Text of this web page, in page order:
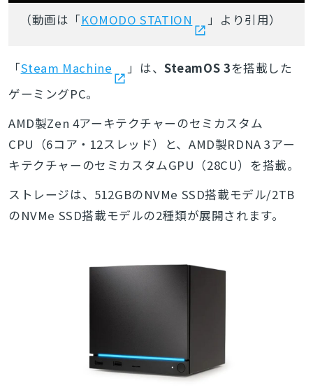
（動画は「KOMODO STATION 」より引用）
「Steam Machine 」は、SteamOS 3を搭載した
ゲーミングPC。
AMD製Zen 4アーキテクチャーのセミカスタム
CPU（6コア・12スレッド）と、AMD製RDNA 3アー
キテクチャーのセミカスタムGPU（28CU）を搭載。
ストレージは、512GBのNVMe SSD搭載モデル/2TB
のNVMe SSD搭載モデルの2種類が展開されます。